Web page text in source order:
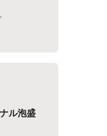
ル泡盛